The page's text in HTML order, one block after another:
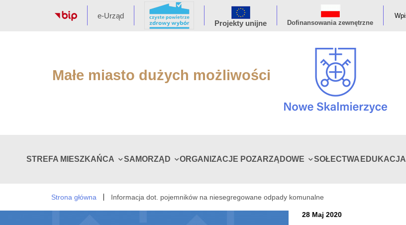
e-Urząd
Projekty unijne
Dofinansowania zewnętrzne
Małe miasto dużych możliwości
STREFA MIESZKAŃCA SAMORZĄD ORGANIZACJE POZARZĄDOWE SOŁECTWA EDUKACJA
Strona główna Informacja dot. pojemników na niesegregowane odpady komunalne
28 Maj 2020